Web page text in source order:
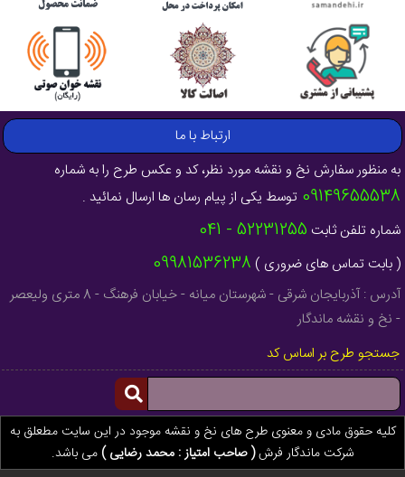
ارتباط با ما
به منظور سفارش نخ و نقشه مورد نظر، کد و عکس طرح را به شماره
09149655538 توسط یکی از پیام رسان ها ارسال نمائید .
شماره تلفن ثابت 52231255 - 041
( بابت تماس های ضروری ) 09981536238
آدرس : آذربایجان شرقی - شهرستان میانه - خیابان فرهنگ - 8 متری ولیعصر
- نخ و نقشه ماندگار
جستجو طرح بر اساس کد
کلیه حقوق مادی و معنوی طرح های نخ و نقشه موجود در این سایت مطعلق به
شرکت ماندگار فرش( صاحب امتیاز : محمد رضایی )می باشد.